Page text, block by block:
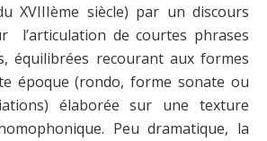
XVIIIème siècle) par un discours
l’articulation de courtes phrases
équilibrées recourant aux formes
époque (rondo, forme sonate ou
élaborée sur une texture
Peu dramatique, la